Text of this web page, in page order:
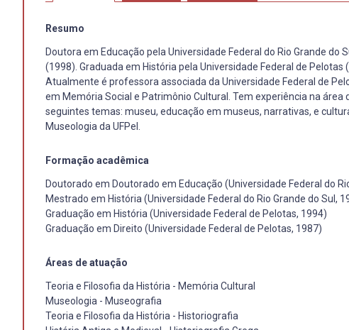
Resumo
Doutora em Educação pela Universidade Federal do Rio Grande do
(1998). Graduada em História pela Universidade Federal de
Atualmente é professora associada da Universidade Federal de
em Memória Social e Patrimônio Cultural. Tem experiência na
seguintes temas: museu, educação em museus, narrativas, e
Museologia da UFPel.
Formação acadêmica
Doutorado em Doutorado em Educação (Universidade Federal do
Mestrado em História (Universidade Federal do Rio Grande do Sul,
Graduação em História (Universidade Federal de Pelotas, 1994)
Graduação em Direito (Universidade Federal de Pelotas, 1987)
Áreas de atuação
Teoria e Filosofia da História - Memória Cultural
Museologia - Museografia
Teoria e Filosofia da História - Historiografia